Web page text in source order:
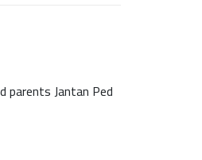
parents Jantan Ped